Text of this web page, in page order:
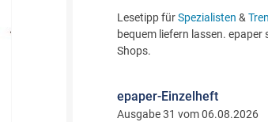
Lesetipp fürSpezialisten &
bequem liefern lassen.
Shops.
epaper-Einzelheft
Ausgabe 31 vom 06.08.2026